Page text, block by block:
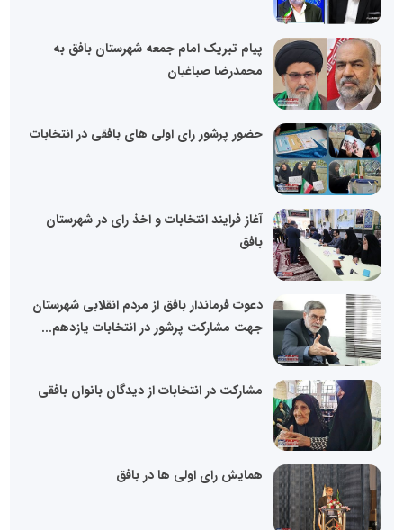
پیام تبریک امام جمعه شهرستان بافق به
محمدرضا صباغیان
حضور پرشور رای اولی های بافقی در انتخابات
آغاز فرایند انتخابات و اخذ رای در شهرستان
بافق
دعوت فرماندار بافق از مردم انقلابی شهرستان
جهت مشارکت پرشور در انتخابات یازدهم...
مشارکت در انتخابات از دیدگان بانوان بافقی
همایش رای اولی ها در بافق